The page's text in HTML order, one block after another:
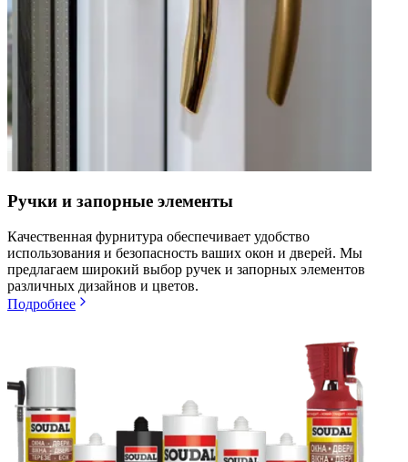
Ручки и запорные элементы
Качественная фурнитура обеспечивает удобство
использования и безопасность ваших окон и дверей. Мы
предлагаем широкий выбор ручек и запорных элементов
различных дизайнов и цветов.
Подробнее